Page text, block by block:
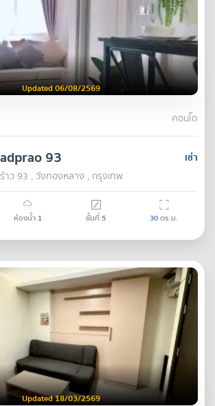
Updated 06/08/2569
คอนโด
เช่า
93
ว 93 , วังทองหลาง , กรุงเทพ
ห้องน้ำ 1 ชั้นที่5 30ตร.ม.
Updated 18/03/2569